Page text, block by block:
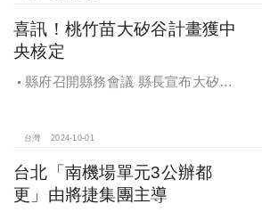
喜訊！桃竹苗大矽谷計畫獲中
央核定
縣府召開縣務會議 縣長宣布大矽谷
台灣 2024-10-01
台北「南機場單元3公辦都
更」由將捷集團主導